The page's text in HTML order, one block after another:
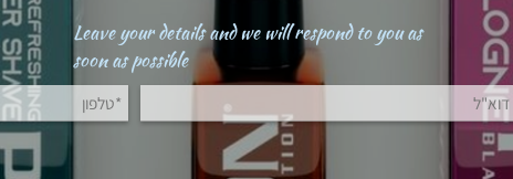
Join the customer
Leave your details and we will respond to you as
soon as possible